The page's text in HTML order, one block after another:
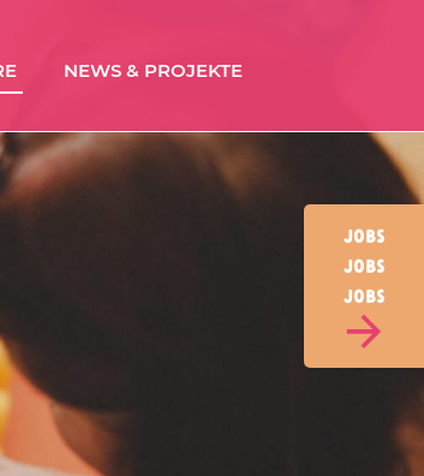
NEWS & PROJEKTE
Jobs
Jobs
Jobs